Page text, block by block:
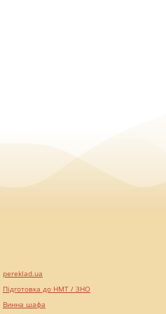
pereklad.ua
Підготовка до НМТ / ЗНО
Винна шафа